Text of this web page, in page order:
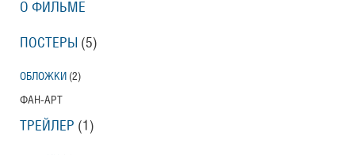
О ФИЛЬМЕ
ПОСТЕРЫ (5)
ОБЛОЖКИ (2)
ФАН-АРТ
ТРЕЙЛЕР (1)